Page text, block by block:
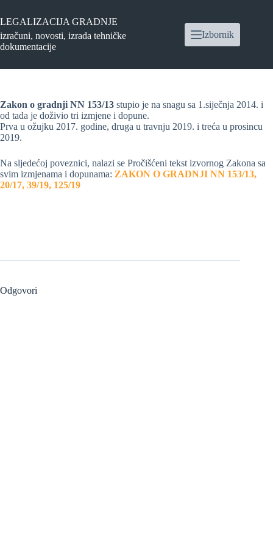
sadržaj
LEGALIZACIJA GRADNJE
izračuni, novosti, izrada tehničke
dokumentacije
Izbornik
Zakon o gradnji NN 153/13 stupio je na snagu sa 1.siječnja 2014. i
od tada je doživio tri izmjene i dopune.
Prva u ožujku 2017. godine, druga u travnju 2019. i treća u prosincu
2019.
Na sljedećoj poveznici, nalazi se Pročišćeni tekst izvornog Zakona sa
svim izmjenama i dopunama: ZAKON O GRADNJI NN 153/13,
20/17, 39/19, 125/19
Odgovori